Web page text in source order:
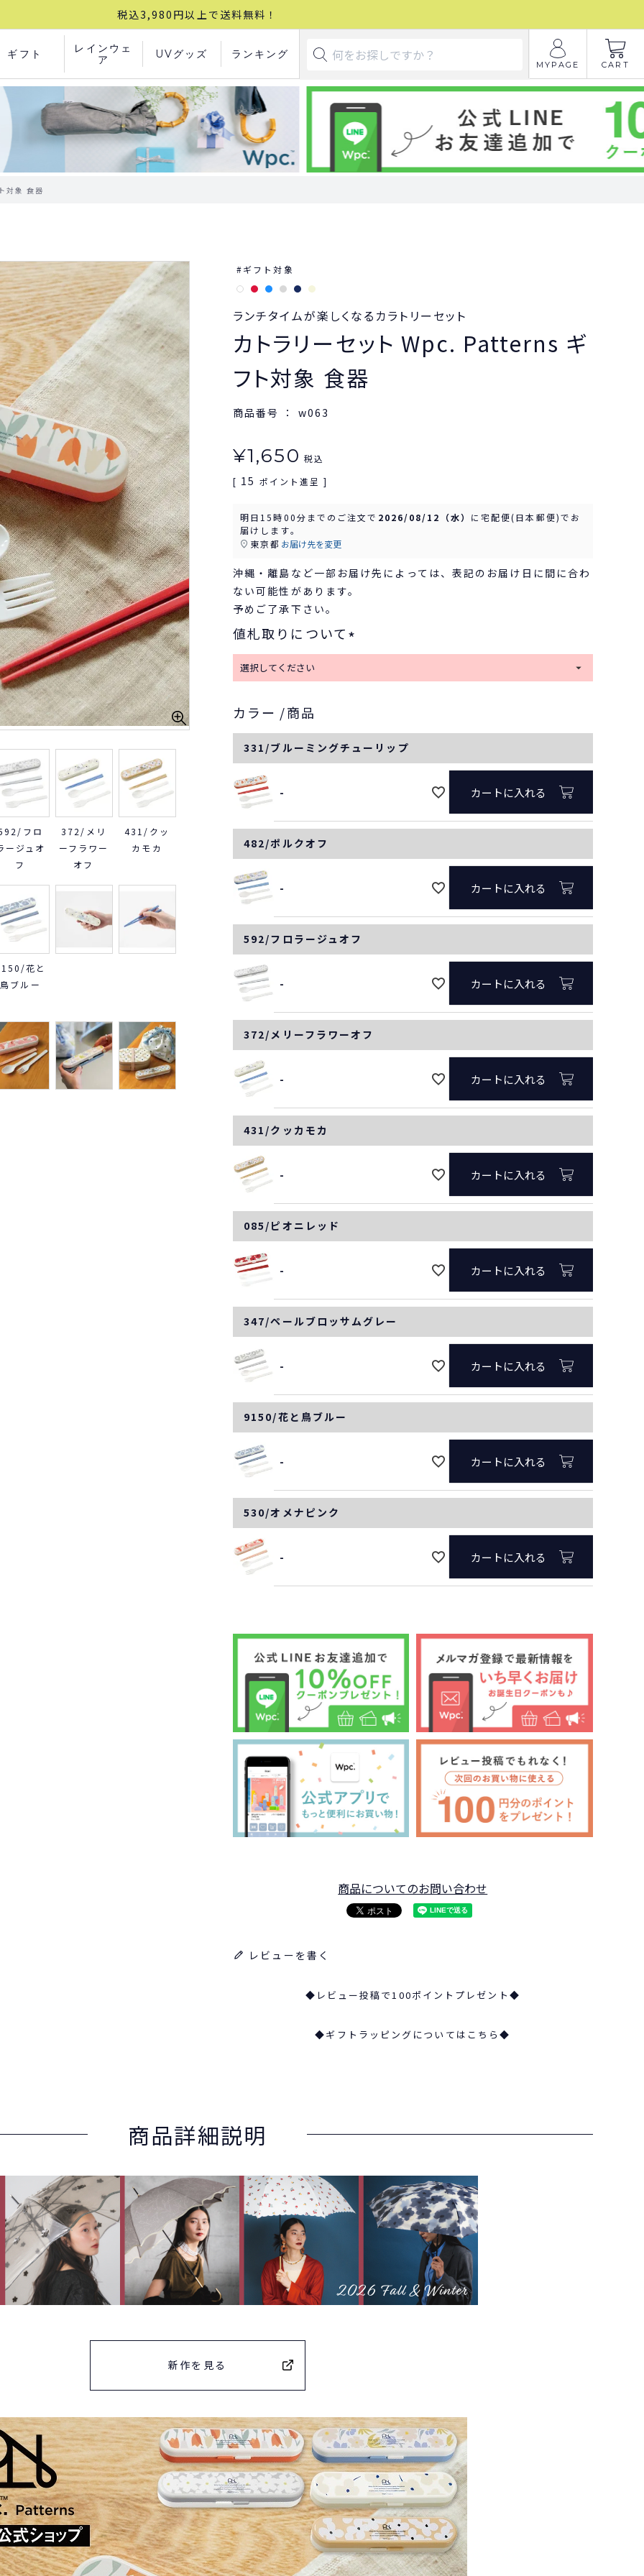
税込3,980円以上で送料無料！
ギフト
レインウェ
ア
UVグッズ ランキング
MYPAGE CART
象 食器
331/ブルーミングチューリップ
フロ
ージュオ
フ
372/メリ
ーフラワー
オフ
431/クッ
カモカ
花と
鳥ブルー
ギフト対象
ランチタイムが楽しくなるカラトリーセット
カトラリーセット Wpc. Patterns ギ
フト対象 食器
商品番号 w063
¥1,650 税込
[ 15 ポイント進呈 ]
明日15時00分 までのご注文で 2026/08/12（水） に 宅配便(日本郵便)でお
届けします。
東京都 お届け先を変更
沖縄・離島など一部お届け先によっては、表記のお届け日に間に合わ
ない可能性があります。
予めご了承下さい。
値札取りについて
(
必
カラー 商品
331/ブルーミングチューリップ
- カートに入れる
482/ポルクオフ
- カートに入れる
592/フロラージュオフ
- カートに入れる
372/メリーフラワーオフ
- カートに入れる
431/クッカモカ
- カートに入れる
085/ピオニレッド
- カートに入れる
347/ペールブロッサムグレー
- カートに入れる
9150/花と鳥ブルー
- カートに入れる
530/オメナピンク
- カートに入れる
商品についてのお問い合わせ
レビューを書く
◆レビュー投稿で100ポイントプレゼント◆
◆ギフトラッピングについてはこちら◆
商品詳細説明
新作を見る